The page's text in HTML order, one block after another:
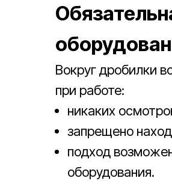
Вокруг дробилки
при работе:
никаких
запрещено
подход
оборудования.